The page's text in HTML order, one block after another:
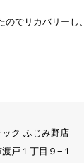
でリカバリーし
ク ふじみ野店
戸１丁目９−１